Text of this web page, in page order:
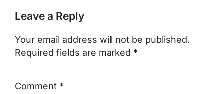
Leave a Reply
Your email address will not be published.
Required fields are marked *
Comment *